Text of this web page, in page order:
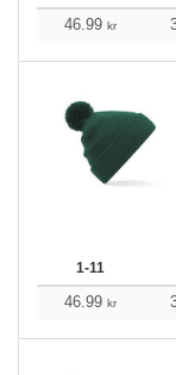
46.99 kr
1-11
46.99 kr